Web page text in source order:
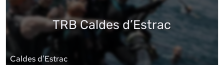
TRB Caldes d’Estrac
Caldes d'Estrac